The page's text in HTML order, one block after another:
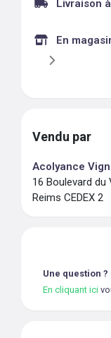
Livraison
En
Vendu par
Acolyance
16 Boulevard du
Reims CEDEX 2
Une question
En cliquant ici